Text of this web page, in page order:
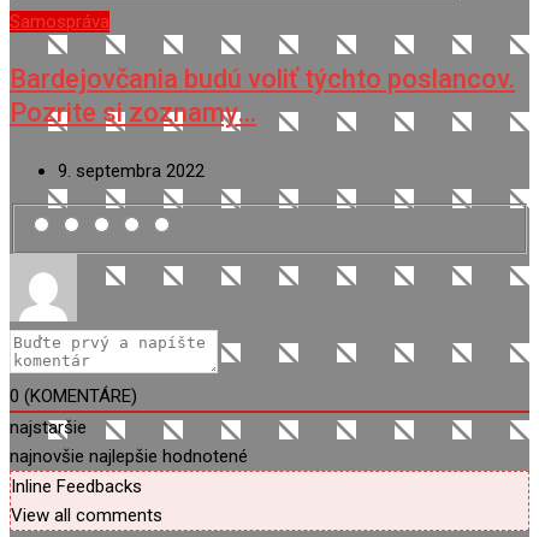
Samospráva
Bardejovčania budú voliť týchto poslancov.
Pozrite si zoznamy…
9. septembra 2022
0 (KOMENTÁRE)
najstaršie
najnovšie najlepšie hodnotené
Inline Feedbacks
View all comments